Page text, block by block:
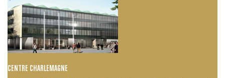
CENTRE CHARLEMAGNE